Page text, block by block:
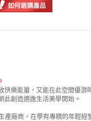
樂能量，又能在此空間優游
此創造適逸生活美學開始。
產廠商，在學有專精的年輕經